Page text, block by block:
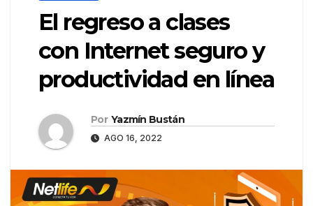
El regreso a clases
con Internet seguro y
productividad en línea
Por Yazmín Bustán
AGO 16, 2022